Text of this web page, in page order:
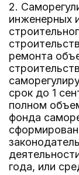
2.
инженерных
ремонта
срок до 1
полном
фонда
года, или